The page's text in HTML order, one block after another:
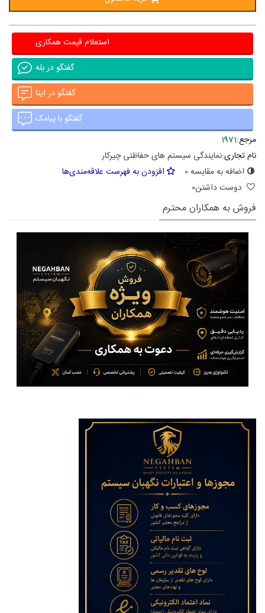
استعلام قیمت همکاری
گفتگو در بله
گفتگو در ایتا
گفتگو با پیامک
مرجع:1971
نام تجاری:نمایندگی سیستم های حفاظتی چیرکار
اضافه به مقایسه0
افزودن به فهرست علاقه‌مندی‌ها
دوست داشتن0
فروش به همکاران محترم